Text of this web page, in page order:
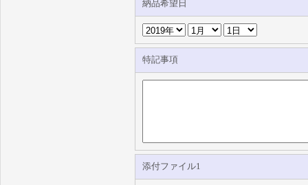
納品希望日
特記事項
添付ファイル1